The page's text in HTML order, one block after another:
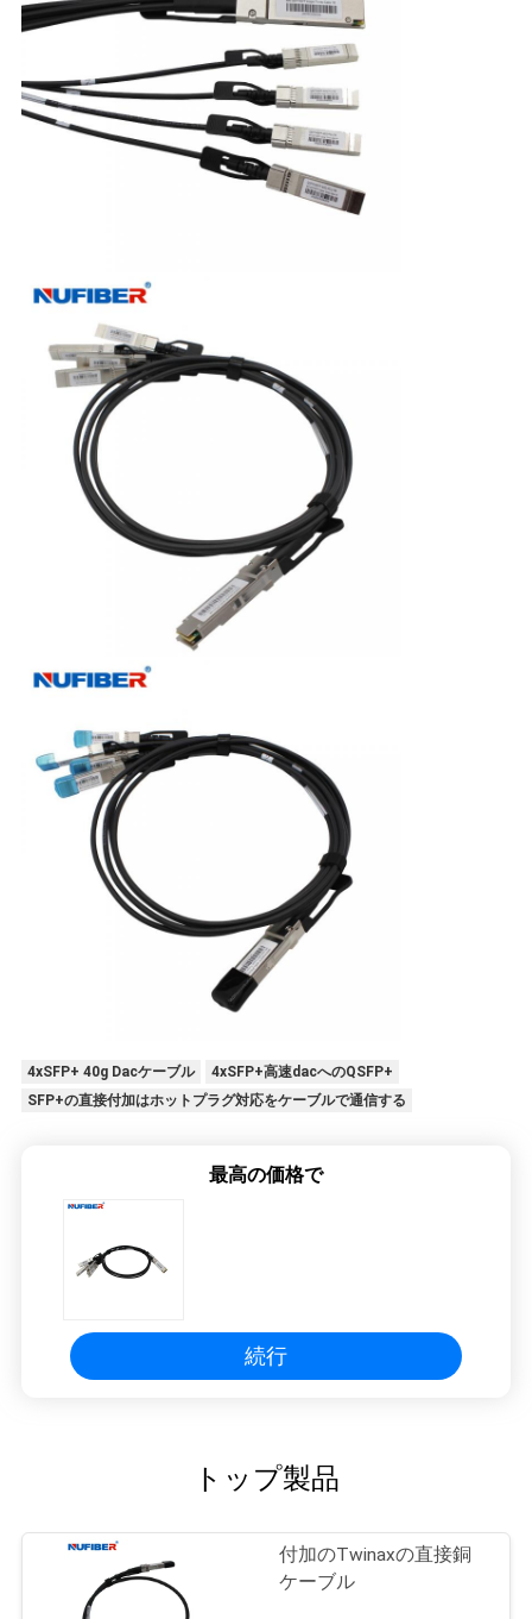
4xSFP+ 40g Dacケーブル
4xSFP+高速dacへのQSFP+
SFP+の直接付加はホットプラグ対応をケーブルで通信する
最高の価格で
続行
トップ製品
付加のTwinaxの直接銅
ケーブル